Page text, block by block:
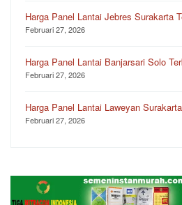
Harga Panel Lantai Jebres Surakarta
Februari 27, 2026
Harga Panel Lantai Banjarsari Solo
Februari 27, 2026
Harga Panel Lantai Laweyan
Februari 27, 2026